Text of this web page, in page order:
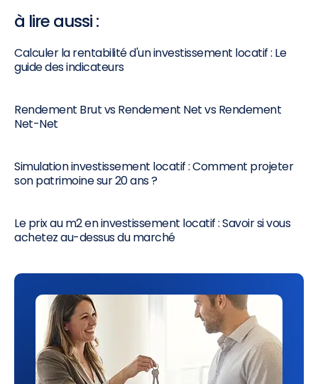
à lire aussi :
Calculer la rentabilité d'un investissement locatif : Le
guide des indicateurs
Rendement Brut vs Rendement Net vs Rendement
Net-Net
Simulation investissement locatif : Comment projeter
son patrimoine sur 20 ans ?
Le prix au m2 en investissement locatif : Savoir si vous
achetez au-dessus du marché